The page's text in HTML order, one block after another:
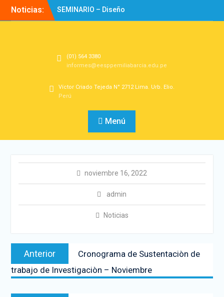
Noticias:
SEMINARIO – Diseño
Experiencias de
(01) 564 3380
informes@eesppemiliabarcia.edu.pe
Víctor Criado Tejeda N° 2712 Lima. Urb. Elio.
Perú
Menú
noviembre 16, 2022
admin
Noticias
Anterior
Cronograma de Sustentaciòn de
trabajo de Investigaciòn – Noviembre